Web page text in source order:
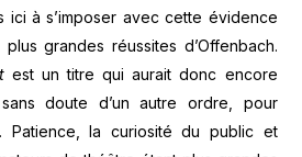
ici à s’imposer avec cette évidence
grandes réussites d’Offenbach.
est un titre qui aurait donc encore
doute d’un autre ordre, pour
Patience, la curiosité du public et